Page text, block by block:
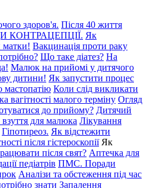
здоров'я. Після 40 життя
КОНТРАЦЕПЦІЇ. Як
матки! Вакцинація проти раку
Що таке діатез? На
Малюк на прийомі у дитячого
дитини! Як запустити процес
Коли слід викликати
вагітності малого терміну Огляд
до прийому? Дитячий
для малюка Лікування
Гіпотиреоз. Як відстежити
після гістероскопії Як
після свят? Аптечка для
педіатрів ПМС. Поради
Аналізи та обстеження під час
знати Запалення